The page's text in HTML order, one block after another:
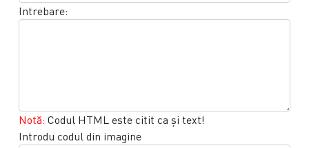
Intrebare:
Notă: Codul HTML este citit ca şi text!
Introdu codul din imagine